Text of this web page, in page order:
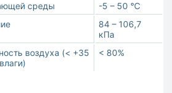
среды
-5 – 50 °С
84 – 106,7
кПа
воздуха (< +35
< 80%